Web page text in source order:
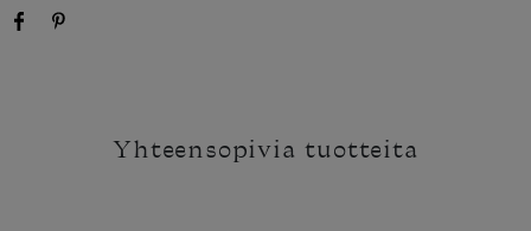
Yhteensopivia tuotteita